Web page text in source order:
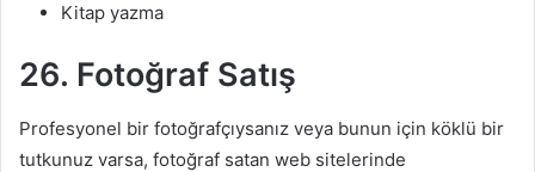
Kitap yazma
26. Fotoğraf Satış
Profesyonel bir fotoğrafçıysanız veya bunun için köklü bir
tutkunuz varsa, fotoğraf satan web sitelerinde